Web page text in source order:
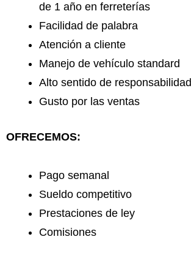
de 1 año en ferreterías
Facilidad de palabra
Atención a cliente
Manejo de vehículo standard
Alto sentido de responsabilidad
Gusto por las ventas
OFRECEMOS:
Pago semanal
Sueldo competitivo
Prestaciones de ley
Comisiones